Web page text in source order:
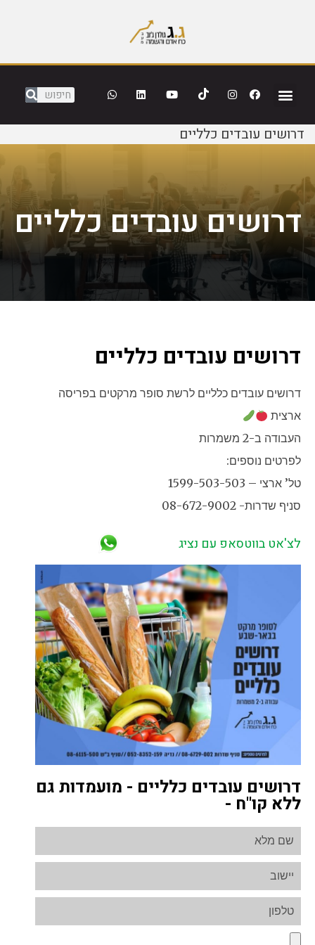
דרושים עובדים כלליים
דרושים עובדים כלליים
דרושים עובדים כלליים
דרושים עובדים כלליים לרשת סופר מרקטים בפריסה
ארצית
העבודה ב-2 משמרות
לפרטים נוספים:
טל’ ארצי – 1599-503-503
סניף שדרות- 08-672-9002
לצ'אט בווטסאפ עם נציג
דרושים עובדים כלליים - מועמדות גם
ללא קו"ח -